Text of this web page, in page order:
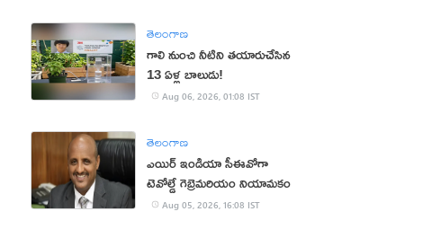
తెలంగాణ
గాలి నుంచి నీటిని తయారుచేసిన
13 ఏళ్ల బాలుడు!
Aug 06, 2026, 01:08 IST
తెలంగాణ
ఎయిర్ ఇండియా సీఈవోగా
టెవోల్డే గెబ్రెమరియం నియామకం
Aug 05, 2026, 16:08 IST